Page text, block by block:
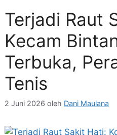
Terjadi Raut
Kecam
Terbuka,
Tenis
2 Juni 2026 oleh Dani Maulana